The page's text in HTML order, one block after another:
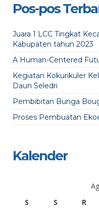
Pos-pos
Juara 1 LCC Tingkat
Kabupaten tahun 2023
A Human-Centered
Kegiatan Kokurikuler
Daun Seledri
Pembibitan Bunga
Proses Pembuatan
Kalender
S
S R